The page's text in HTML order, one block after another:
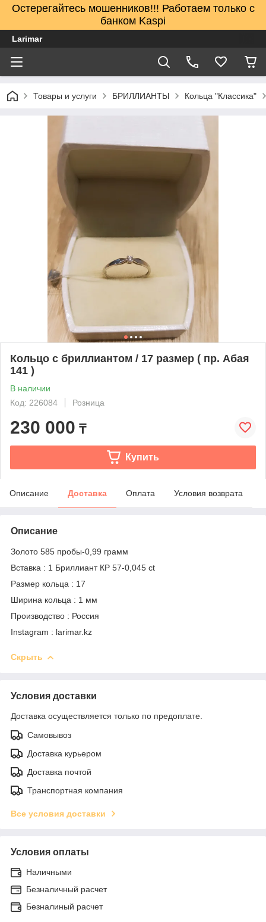
Остерегайтесь мошенников!!! Работаем только с
банком Kaspi
Larimar
Товары и услуги БРИЛЛИАНТЫ Кольца "Классика"
Кольцо с бриллиантом / 17 размер ( пр. Абая
141 )
В наличии
Код: 226084
Розница
230 000 ₸
Купить
Описание Доставка Оплата Условия возврата
Описание
Золото 585 пробы-0,99 грамм
Вставка : 1 Бриллиант КР 57-0,045 ct
Размер кольца : 17
Ширина кольца : 1 мм
Производство : Россия
Instagram : larimar.kz
Скрыть
Условия доставки
Доставка осуществляется только по предоплате.
Самовывоз
Доставка курьером
Доставка почтой
Транспортная компания
Все условия доставки
Условия оплаты
Наличными
Безналичный расчет
Безналиный расчет